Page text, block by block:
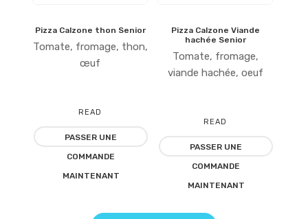
Ajouter
Pizza Calzone thon Senior
Tomate, fromage, thon,
œuf
READ
MORE
PASSER UNE
COMMANDE
MAINTENANT
Ajouter
à la
Pizza Calzone Viande
hachée Senior
Tomate, fromage,
viande hachée, oeuf
READ
MORE
PASSER UNE
COMMANDE
MAINTENANT